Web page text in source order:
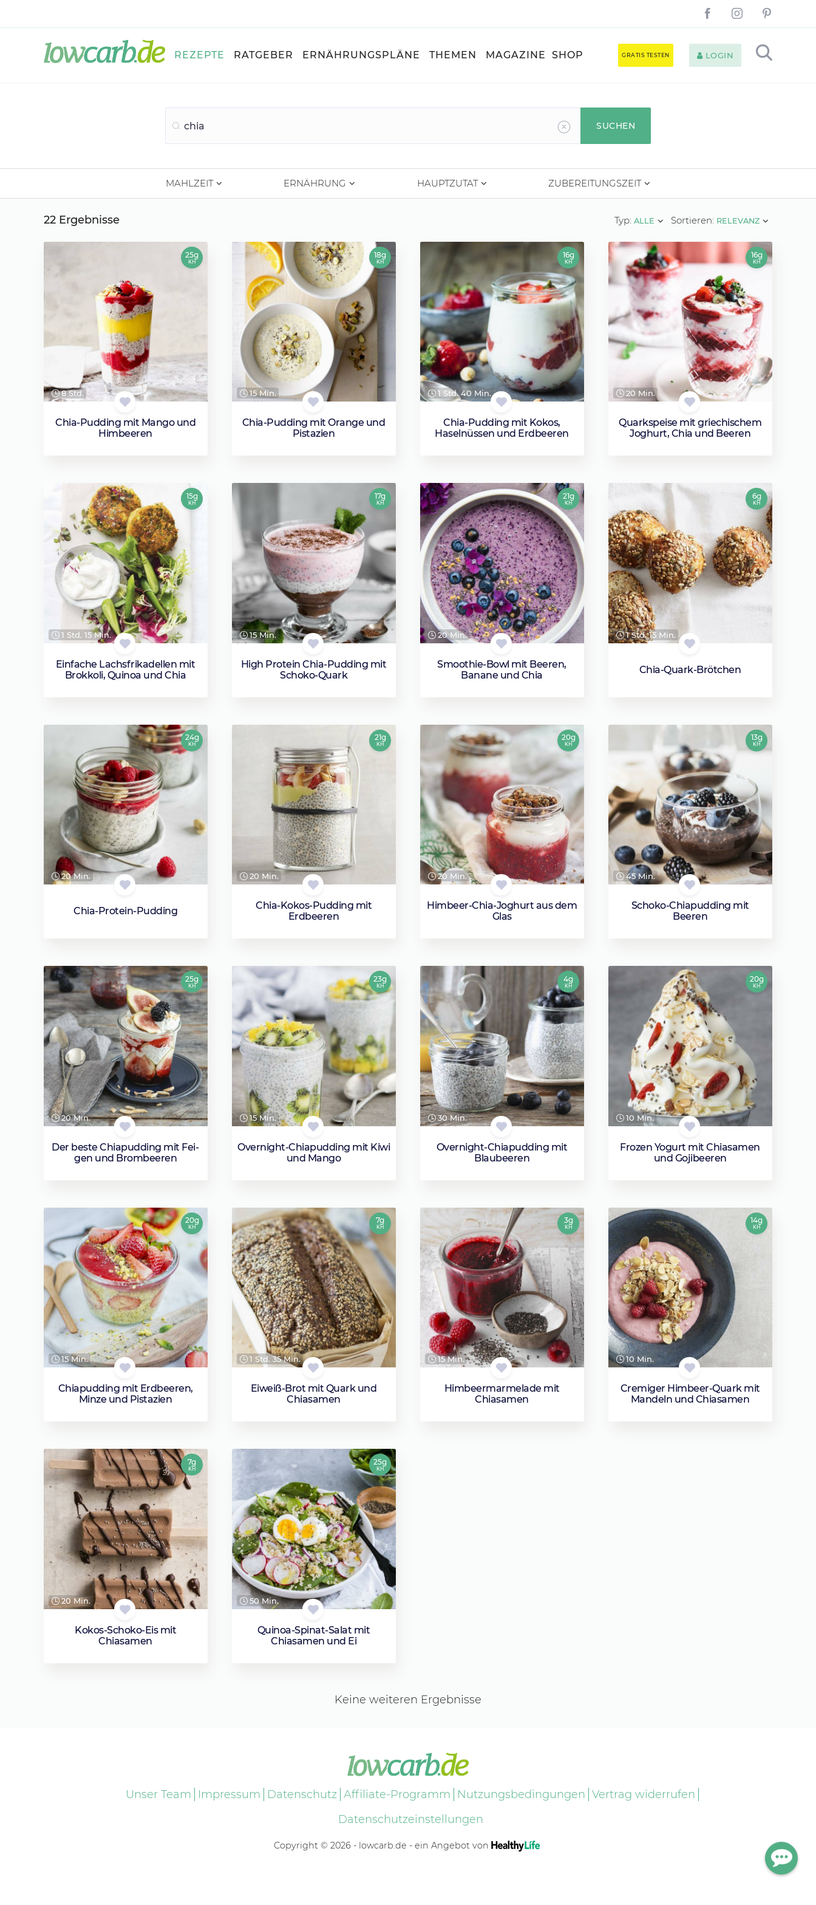
REZEPTE RATGEBER ERNÄHRUNGSPLÄNE THEMEN MAGAZINE SHOP GRATIS TESTEN LOGIN
SUCHEN
MAHLZEIT ERNÄHRUNG HAUPTZUTAT ZUBEREITUNGSZEIT
Typ: ALLE Sortieren: RELEVANZ
22 Ergebnisse
8 Std.
Chia-Pudding mit Mango und
Himbeeren
25g
KH
15 Min.
Chia-Pudding mit Orange und
Pistazien
18g
KH
1 Std. 40 Min.
Chia-Pudding mit Kokos,
Haselnüssen und Erdbeeren
16g
KH
20 Min.
Quarkspeise mit griechischem
Joghurt, Chia und Beeren
16g
KH
1 Std. 15 Min.
Einfache Lachsfrikadellen mit
Brokkoli, Quinoa und Chia
15g
KH
15 Min.
High Protein Chia-Pudding mit
Schoko-Quark
17g
KH
20 Min.
Smoothie-Bowl mit Beeren,
Banane und Chia
21g
KH
1 Std. 15 Min.
Chia-Quark-Brötchen
6g
KH
20 Min.
Chia-Protein-Pudding
24g
KH
20 Min.
Chia-Kokos-Pudding mit
Erdbeeren
21g
KH
20 Min.
Himbeer-Chia-Joghurt aus dem
Glas
20g
KH
45 Min.
Schoko-Chiapudding mit
Beeren
13g
KH
20 Min.
Der beste Chia­pud­ding mit Fei­
gen und Brom­bee­ren
25g
KH
15 Min.
Overnight-Chiapudding mit Kiwi
und Mango
23g
KH
30 Min.
Overnight-Chiapudding mit
Blaubeeren
4g
KH
10 Min.
Frozen Yogurt mit Chiasamen
und Gojibeeren
20g
KH
15 Min.
Chiapudding mit Erdbeeren,
Minze und Pistazien
20g
KH
1 Std. 35 Min.
Eiweiß-Brot mit Quark und
Chiasamen
7g
KH
15 Min.
Himbeermarmelade mit
Chiasamen
3g
KH
10 Min.
Cremiger Himbeer-Quark mit
Mandeln und Chiasamen
14g
KH
20 Min.
Kokos-Schoko-Eis mit
Chiasamen
7g
KH
50 Min.
Quinoa-Spinat-Salat mit
Chiasamen und Ei
25g
KH
Keine weiteren Ergebnisse
Unser Team Impressum Datenschutz Affiliate-Programm Nutzungsbedingungen Vertrag widerrufen
Datenschutzeinstellungen
Copyright © 2026 - lowcarb.de - ein Angebot von